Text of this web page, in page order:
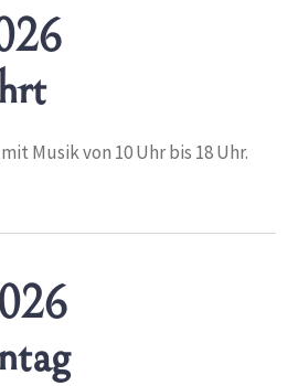
Musik von 10 Uhr bis 18 Uhr.